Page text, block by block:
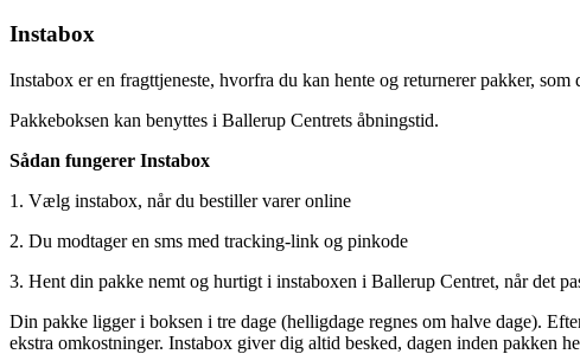
Instabox
Instabox er en fragttjeneste, hvorfra du kan hente og returnerer pakker,
Pakkeboksen kan benyttes i Ballerup Centrets åbningstid.
Sådan fungerer Instabox
1. Vælg instabox, når du bestiller varer online
2. Du modtager en sms med tracking-link og pinkode
3. Hent din pakke nemt og hurtigt i instaboxen i Ballerup Centret, når det
Din pakke ligger i boksen i tre dage (helligdage regnes om halve dage).
ekstra omkostninger. Instabox giver dig altid besked, dagen inden pakken